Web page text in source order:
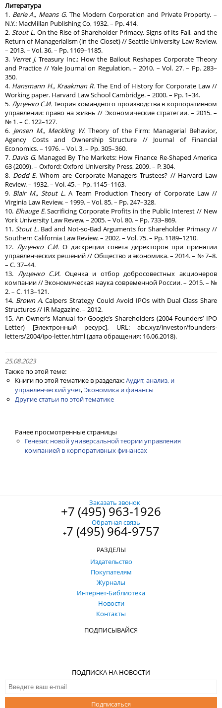
Литература
1. Berle A., Means G. The Modern Corporation and Private Property. –
N.Y.: MacMillan Publishing Co, 1932. – Pp. 414.
2. Stout L. On the Rise of Shareholder Primacy, Signs of Its Fall, and the
Return of Managerialism (in the Closet) // Seattle University Law Review.
– 2013. – Vol. 36. – Pp. 1169–1185.
3. Verret J. Treasury Inc.: How the Bailout Reshapes Corporate Theory
and Practice // Yale Journal on Regulation. – 2010. – Vol. 27. – Pp. 283–
350.
4. Hansmann H., Kraakman R.The End of History for Corporate Law //
Working paper. Harvard Law School Cambridge. – 2000. – Pp. 1–34.
5. Луценко С.И. Теория командного производства в корпоративном
управлении: право на жизнь // Экономические стратегии. – 2015. –
№ 1. – С. 122–127.
6. Jensen M., Meckling W.Theory of the Firm: Managerial Behavior,
Agency Costs and Ownership Structure // Journal of Financial
Economics. – 1976. – Vol. 3. – Pp. 305–360.
7. Davis G. Managed By The Markets: How Finance Re-Shaped America
63 (2009). – Oxford: Oxford University Press, 2009. – P. 304.
8. Dodd E.Whom are Corporate Managers Trustees? // Harvard Law
Review. – 1932. – Vol. 45. – Pp. 1145–1163.
9. Blair M., Stout L.A Team Production Theory of Corporate Law //
Virginia Law Review. – 1999. – Vol. 85. – Pp. 247–328.
10. Elhauge E.Sacrificing Corporate Profits in the Public Interest // New
York University Law Revew. – 2005. – Vol. 80. – Pp. 733–869.
11. Stout L. Bad and Not-so-Bad Arguments for Shareholder Primacy //
Southern California Law Review. – 2002. – Vol. 75. – Pp. 1189–1210.
12. Луценко С.И. О дискреции совета директоров при принятии
управленческих решений // Общество и экономика. – 2014. – № 7–8.
– С. 37–44.
13. Луценко С.И. Оценка и отбор добросовестных акционеров
компании // Экономическая наука современной России. – 2015. – №
2. – С. 113–121.
14. Brown A.Calpers Strategy Could Avoid IPOs with Dual Class Share
Structures // IR Magazine. – 2012.
15. An Owner’s Manual for Google’s Shareholders (2004 Founders’ IPO
Letter) [Электронный ресурс]. URL: abc.xyz/investor/founders-
letters/2004/ipo-letter.html (дата обращения: 16.06.2018).
25.08.2023
Также по этой теме:
Книги по этой тематике в разделах:Аудит, анализ, и
управленческий учет,Экономика и финансы
Другие статьи по этой тематике
Ранее просмотренные страницы
Генезис новой универсальной теории управления
компанией в корпоративных финансах
Заказать звонок
+7 (495) 963-1926
Обратная связь
+7 (495) 964-9757
РАЗДЕЛЫ
Издательство
Покупателям
Журналы
Интернет-Библиотека
Новости
Контакты
ПОДПИСЫВАЙСЯ
ПОДПИСКА НА НОВОСТИ
Подписаться